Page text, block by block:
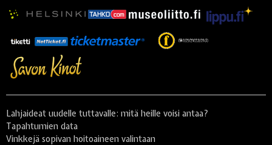
Lahjaideat uudelle tuttavalle: mitä heille voisi antaa?
Tapahtumien data
Vinkkejä sopivan hoitoaineen valintaan